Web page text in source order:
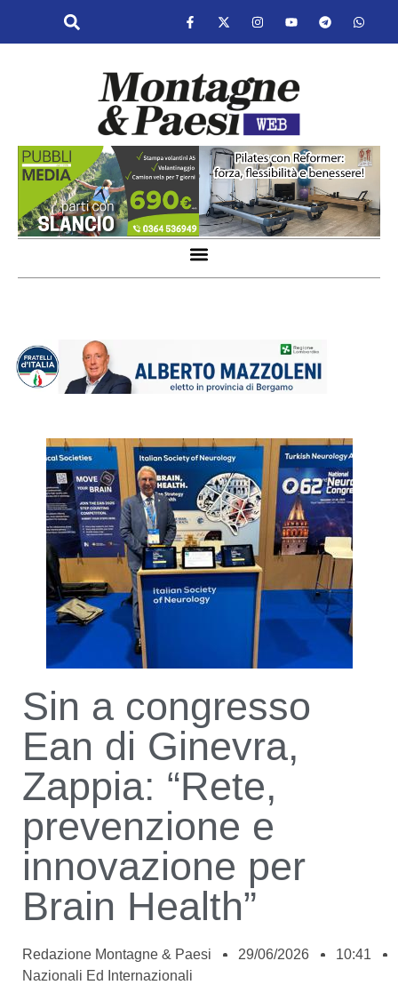
Sin a congresso
Ean di Ginevra,
Zappia: “Rete,
prevenzione e
innovazione per
Brain Health”
Redazione Montagne & Paesi 29/06/2026
10:41
Nazionali Ed Internazionali